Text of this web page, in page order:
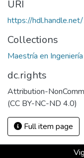
URI
https://
Collections
Maestría en
dc.rights
Attribution-
Full item page